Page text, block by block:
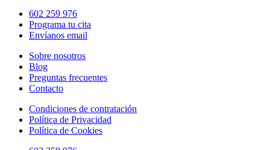
602 259 976
Programa tu cita
Envíanos email
Sobre nosotros
Blog
Preguntas frecuentes
Contacto
Condiciones de contratación
Política de Privacidad
Política de Cookies